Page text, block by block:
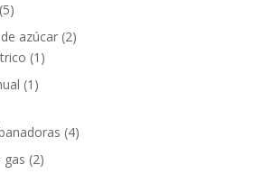
(5)
azúcar (2)
(1)
(1)
(4)
gas (2)